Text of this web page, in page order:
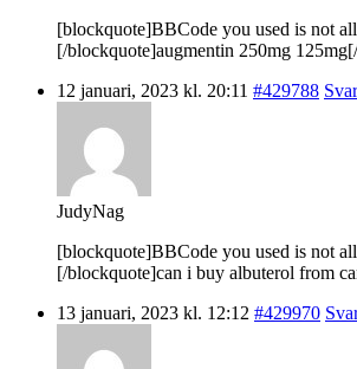
[blockquote]BBCode you used is not
[/blockquote]augmentin 250mg
12 januari, 2023 kl. 20:11 #429788 Svar
JudyNag
[blockquote]BBCode you used is not
[/blockquote]can i buy albuterol from
13 januari, 2023 kl. 12:12 #429970